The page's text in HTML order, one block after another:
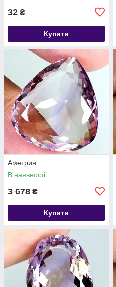
32 ₴
Купити
Аметрин.
В наявності
3 678 ₴
Купити